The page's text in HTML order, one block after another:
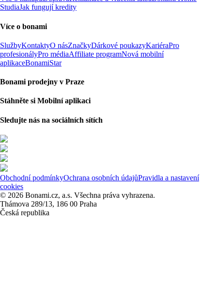
StudiaJak fungují kredity
Více o bonami
SlužbyKontaktyO násZnačkyDárkové poukazyKariéraPro
profesionályPro médiaAffiliate programNová mobilní
aplikaceBonamiStar
Bonami prodejny v Praze
Stáhněte si Mobilní aplikaci
Sledujte nás na sociálních sítích
Obchodní podmínkyOchrana osobních údajůPravidla a nastavení
cookies
© 2026 Bonami.cz, a.s. Všechna práva vyhrazena.
Thámova 289/13, 186 00 Praha
Česká republika